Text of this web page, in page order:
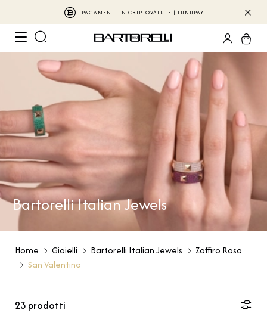
PAGAMENTI IN CRIPTOVALUTE | LUNUPAY
Bartorelli Italian Jewels
Home Gioielli Bartorelli Italian Jewels
Zaffiro Rosa
San Valentino
23 prodotti